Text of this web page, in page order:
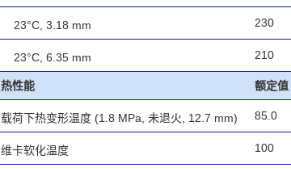
23°C, 3.18 mm 230
23°C, 6.35 mm 210
热性能 额定值
载荷下热变形温度 (1.8 MPa, 未退火, 12.7 mm) 85.0
维卡软化温度 100